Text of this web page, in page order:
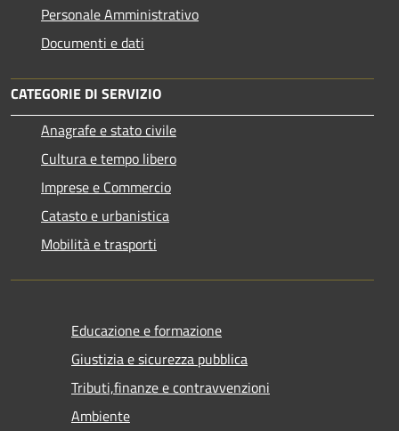
Personale Amministrativo
Documenti e dati
CATEGORIE DI SERVIZIO
Anagrafe e stato civile
Cultura e tempo libero
Imprese e Commercio
Catasto e urbanistica
Mobilità e trasporti
Educazione e formazione
Giustizia e sicurezza pubblica
Tributi,finanze e contravvenzioni
Ambiente